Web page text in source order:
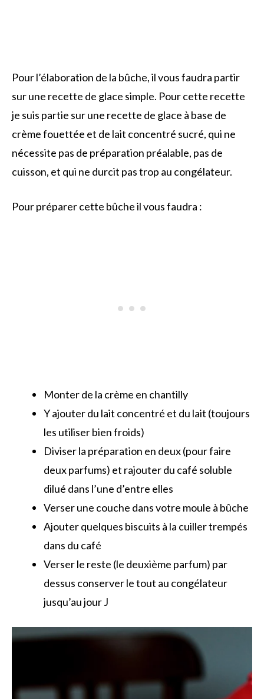
Pour l’élaboration de la bûche, il vous faudra partir
sur une recette de glace simple. Pour cette recette
je suis partie sur une recette de glace à base de
crème fouettée et de lait concentré sucré, qui ne
nécessite pas de préparation préalable, pas de
cuisson, et qui ne durcit pas trop au congélateur.
Pour préparer cette bûche il vous faudra :
Monter de la crème en chantilly
Y ajouter du lait concentré et du lait (toujours
les utiliser bien froids)
Diviser la préparation en deux (pour faire
deux parfums) et rajouter du café soluble
dilué dans l’une d’entre elles
Verser une couche dans votre moule à bûche
Ajouter quelques biscuits à la cuiller trempés
dans du café
Verser le reste (le deuxième parfum) par
dessus conserver le tout au congélateur
jusqu’au jour J